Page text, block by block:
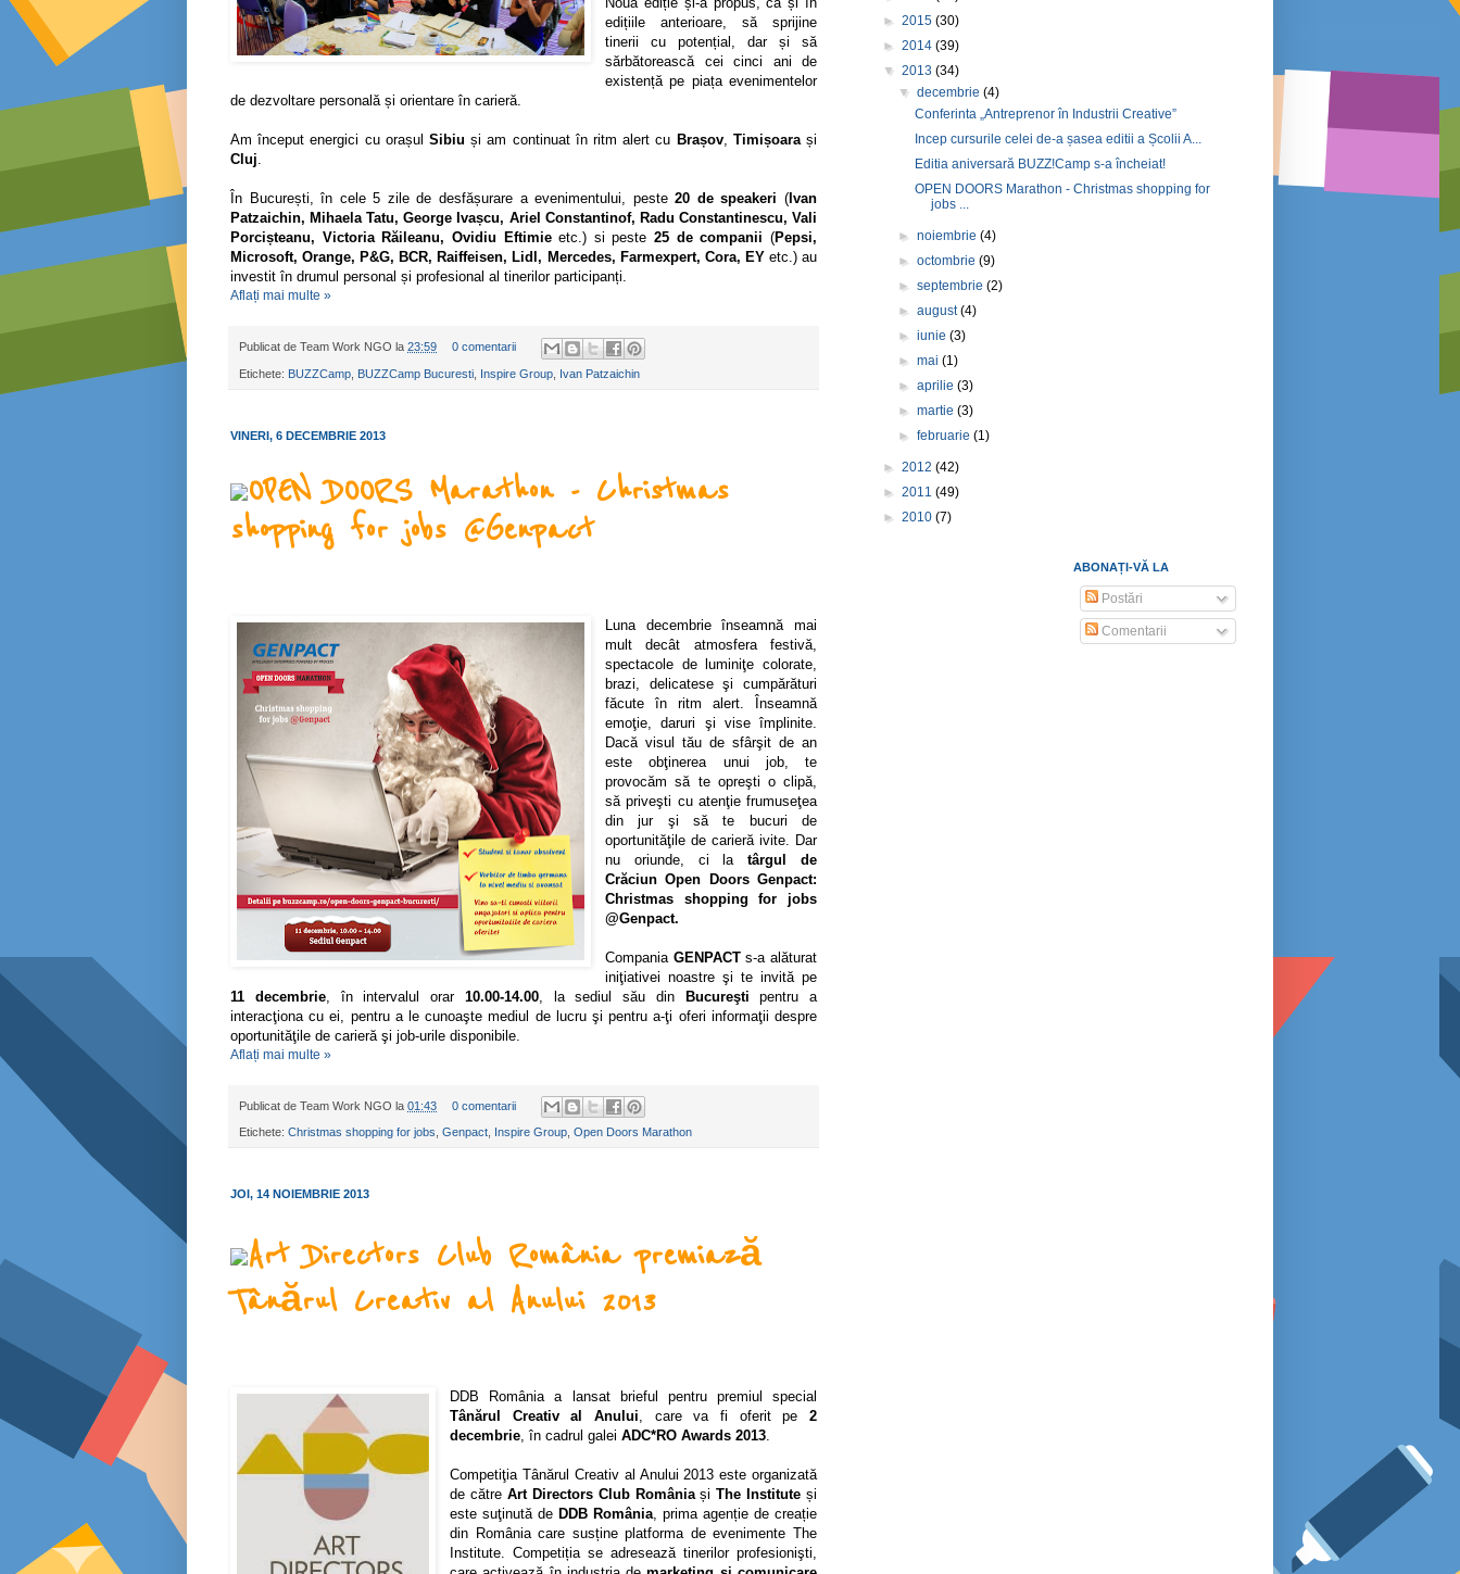
edițiile anterioare, să sprijine
tinerii cu potențial, dar și să
sărbătorească cei cinci ani de
existență pe piața evenimentelor
de dezvoltare personală și orientare în carieră.
Am început energici cu orașul Sibiuși am continuat în ritm alert cu Brașov, Timișoarași
Cluj.
În București, în cele 5 zile de desfășurare a evenimentului, peste20 de speakeri( Ivan
Patzaichin, Mihaela Tatu, George Ivașcu, Ariel Constantinof, Radu Constantinescu, Vali
Porcișteanu, Victoria Răileanu, Ovidiu Eftimieetc.) si peste25 de companii (Pepsi,
Microsoft, Orange, P&G, BCR, Raiffeisen, Lidl, Mercedes, Farmexpert, Cora, EYetc.) au
investit în drumul personal și profesional al tinerilor participanți.
Aflați mai multe »
Publicat de Team Work NGO la 23:59 0 comentarii
Etichete: BUZZCamp BUZZCamp Bucuresti Inspire Group Ivan Patzaichin
VINERI, 6 DECEMBRIE 2013
OPEN DOORS Marathon - Christmas
shopping for jobs @Genpact
Luna decembrie înseamnă mai
mult decât atmosfera festivă,
spectacole de luminiţe colorate,
brazi, delicatese şi cumpărături
făcute în ritm alert. Înseamnă
emoţie, daruri şi vise împlinite.
Dacă visul tău de sfârşit de an
este obţinerea unui job, te
provocăm să te opreşti o clipă,
să priveşti cu atenţie frumuseţea
din jur şi să te bucuri de
oportunităţile de carieră ivite. Dar
nu oriunde, ci latârgul de
Crăciun Open Doors Genpact:
Christmas shopping for jobs
@Genpact.
Compania GENPACTs-a alăturat
iniţiativei noastre şi te invită pe
11 decembrie, în intervalul orar 10.00-14.00, la sediul său din Bucureşti pentru a
interacţiona cu ei, pentru a le cunoaşte mediul de lucru şi pentru a-ţi oferi informaţii despre
oportunităţile de carieră şi job-urile disponibile.
Aflați mai multe »
Publicat de Team Work NGO la 01:43 0 comentarii
Etichete: Christmas shopping for jobs Genpact Inspire Group Open Doors Marathon
JOI, 14 NOIEMBRIE 2013
Art Directors Club România premiază
Tânărul Creativ al Anului 2013
DDB România a lansat brieful pentru premiul special
Tânărul Creativ al Anului, care va fi oferit pe 2
decembrie, în cadrul galeiADC*RO Awards 2013.
Competiţia Tânărul Creativ al Anului 2013 este organizată
de către Art Directors Club RomâniașiThe Institute și
este suţinută de DDB România, prima agenție de creație
din România care susține platforma de evenimente The
Institute. Competiția se adresează tinerilor profesionişti,
► 2015 (30)
► 2014 (39)
▼ 2013 (34)
▼decembrie(4)
Conferinta „Antreprenor în Industrii Creative”
Incep cursurile celei de-a șasea editii a Școlii A...
Editia aniversară BUZZ!Camp s-a încheiat!
OPEN DOORS Marathon - Christmas shopping for
jobs ...
►noiembrie(4)
►octombrie(9)
►septembrie(2)
►august(4)
►iunie(3)
►mai(1)
►aprilie(3)
►martie(3)
►februarie(1)
► 2012 (42)
► 2011 (49)
► 2010 (7)
ABONAȚI-VĂ LA
Postări
Comentarii